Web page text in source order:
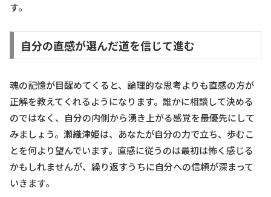
す。
自分の直感が選んだ道を信じて進む
魂の記憶が目醒めてくると、論理的な思考よりも直感の方が
正解を教えてくれるようになります。誰かに相談して決める
のではなく、自分の内側から湧き上がる感覚を最優先にして
みましょう。瀬織津姫は、あなたが自分の力で立ち、歩むこ
とを何より望んでいます。直感に従うのは最初は怖く感じる
かもしれませんが、繰り返すうちに自分への信頼が深まって
いきます。